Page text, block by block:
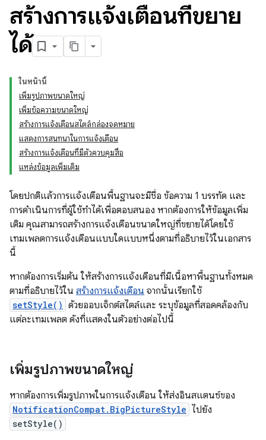
สร้างการแจ้งเตือนที่ขยาย
ได้
ในหน้านี้
เพิ่มรูปภาพขนาดใหญ่
เพิ่มข้อความขนาดใหญ่
สร้างการแจ้งเตือนสไตล์กล่องจดหมาย
แสดงการสนทนาในการแจ้งเตือน
สร้างการแจ้งเตือนที่มีตัวควบคุมสื่อ
แหล่งข้อมูลเพิ่มเติม
โดยปกติแล้วการแจ้งเตือนพื้นฐานจะมีชื่อ ข้อความ 1 บรรทัด และ
การดำเนินการที่ผู้ใช้ทำได้เพื่อตอบสนอง หากต้องการให้ข้อมูลเพิ่ม
เติม คุณสามารถสร้างการแจ้งเตือนขนาดใหญ่ที่ขยายได้โดยใช้
เทมเพลตการแจ้งเตือนแบบใดแบบหนึ่งตามที่อธิบายไว้ในเอกสาร
นี้
หากต้องการเริ่มต้น ให้สร้างการแจ้งเตือนที่มีเนื้อหาพื้นฐานทั้งหมด
ตามที่อธิบายไว้ใน สร้างการแจ้งเตือน จากนั้นเรียกใช้
setStyle() ด้วยออบเจ็กต์สไตล์และ ระบุข้อมูลที่สอดคล้องกับ
แต่ละเทมเพลต ดังที่แสดงในตัวอย่างต่อไปนี้
เพิ่มรูปภาพขนาดใหญ่
หากต้องการเพิ่มรูปภาพในการแจ้งเตือน ให้ส่งอินสแตนซ์ของ
NotificationCompat.BigPictureStyle ไปยัง
setStyle()